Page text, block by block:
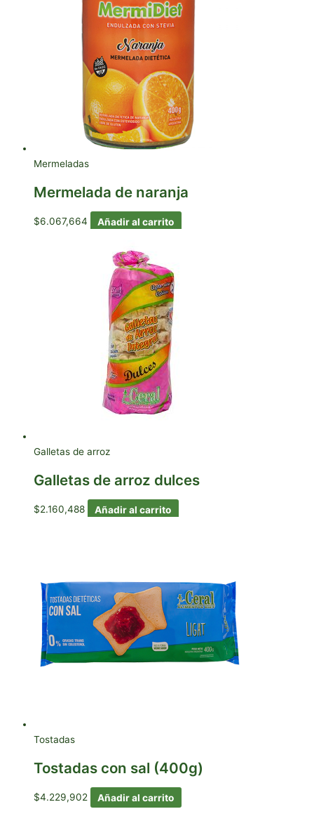
Mermeladas
Mermelada de naranja
$6.067,664 Añadir al carrito
Galletas de arroz
Galletas de arroz dulces
$2.160,488 Añadir al carrito
Tostadas
Tostadas con sal (400g)
$4.229,902 Añadir al carrito